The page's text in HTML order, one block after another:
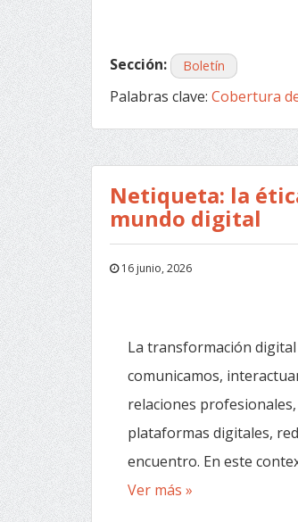
Sección: Boletín
Palabras clave: Cobertura
Netiqueta: la
mundo digital
16 junio, 2026
La transformación
comunicamos,
relaciones
plataformas digitales,
encuentro. En este
Ver más »